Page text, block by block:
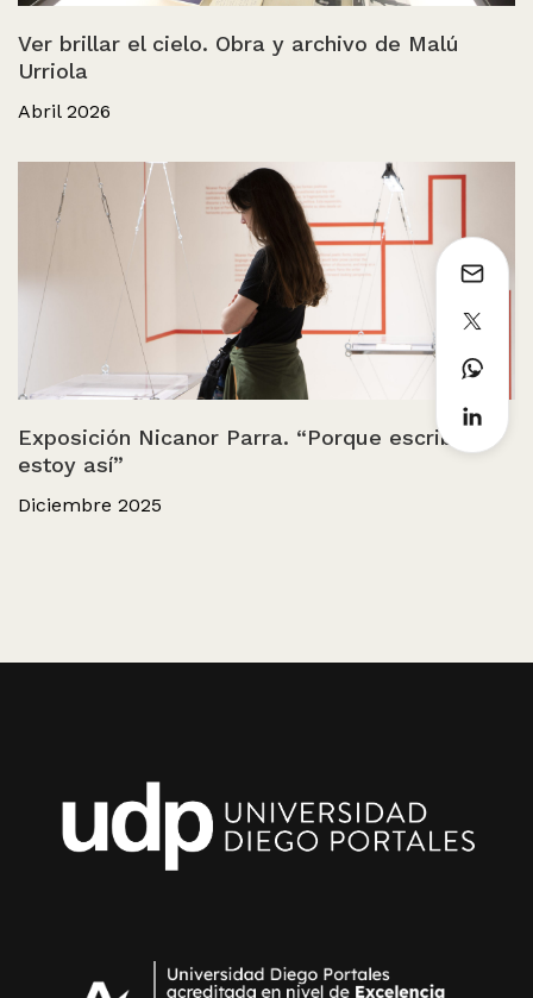
Ver brillar el cielo. Obra y archivo de Malú
Urriola
Abril 2026
Exposición Nicanor Parra. “Porque escribo
estoy así”
Diciembre 2025